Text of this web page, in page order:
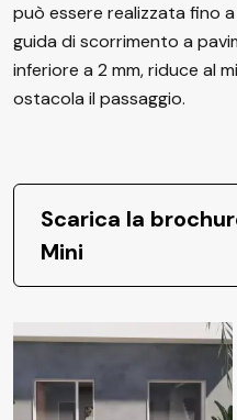
può essere realizzata fino
guida di scorrimento a
inferiore a 2 mm, riduce al
ostacola il passaggio.
Scarica la
Mini